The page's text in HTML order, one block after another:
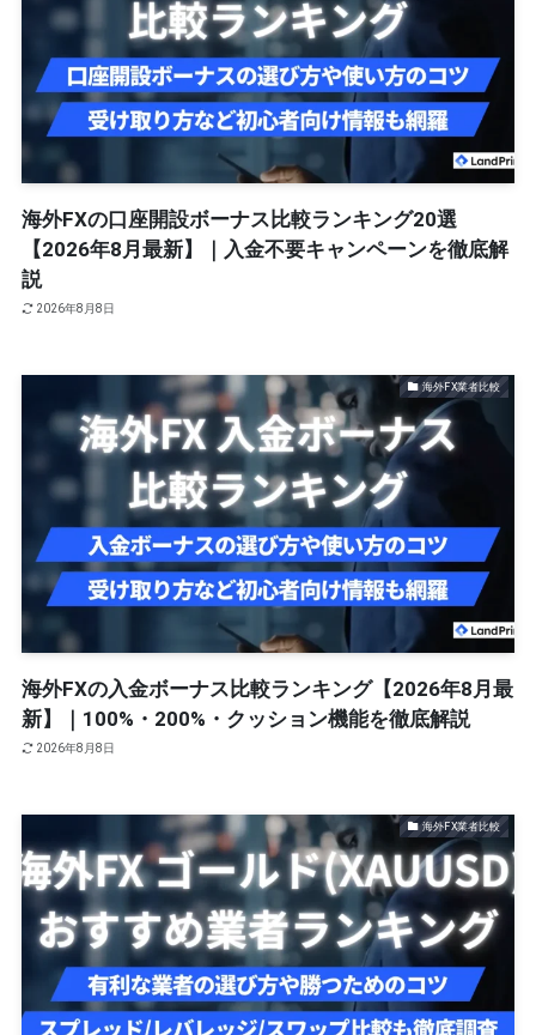
海外FXの口座開設ボーナス比較ランキング20選
【2026年8月最新】｜入金不要キャンペーンを徹底解
説
2026年8月8日
海外FX業者比較
海外FXの入金ボーナス比較ランキング【2026年8月最
新】｜100%・200%・クッション機能を徹底解説
2026年8月8日
海外FX業者比較